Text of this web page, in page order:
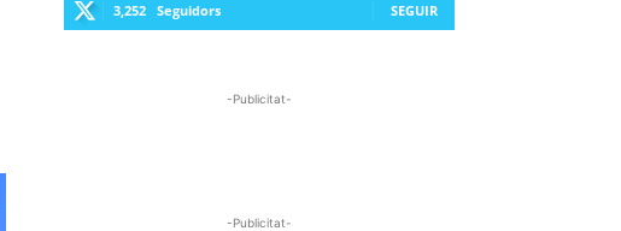
3,252 Seguidors SEGUIR
-Publicitat-
-Publicitat-